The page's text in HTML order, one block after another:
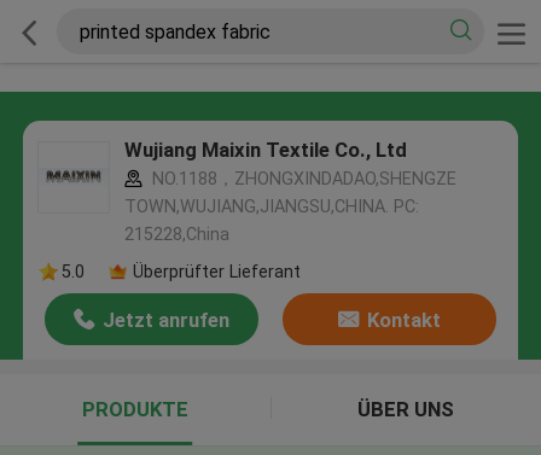
Wujiang Maixin Textile Co., Ltd
NO.1188，ZHONGXINDADAO,SHENGZE
TOWN,WUJIANG,JIANGSU,CHINA. PC:
215228,China
5.0
Überprüfter Lieferant
Jetzt anrufen Kontakt
PRODUKTE ÜBER UNS